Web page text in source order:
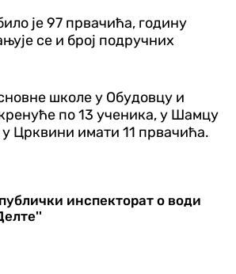
је 97 првачића, годину
се и број подручних
школе у Обудовцу и
по 13 ученика, у Шамцу
Црквини имати 11 првачића.
инспекторат о води